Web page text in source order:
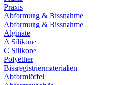
Praxis
Abformung & Bissnahme
Abformung & Bissnahme
Alginate
A Silikone
C Silikone
Polyether
Bissregistriermaterialien
Abformlöffel